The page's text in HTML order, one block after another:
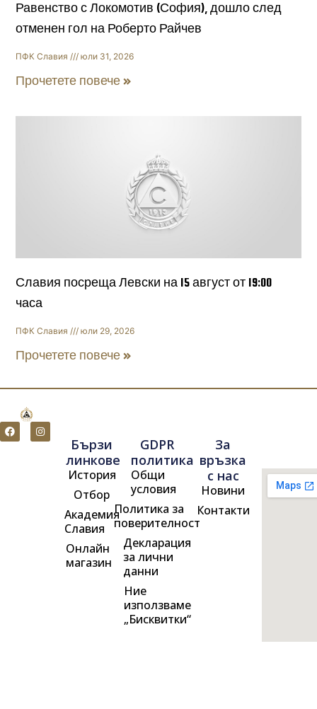
Равенство с Локомотив (София), дошло след
отменен гол на Роберто Райчев
ПФК Славия юли 31, 2026
Прочетете повече »
Славия посреща Левски на 15 август от 19:00
часа
ПФК Славия юли 29, 2026
Прочетете повече »
F
a
c
I
n
s
Бързи
линкове
История
Отбор
Академия
Славия
Онлайн
магазин
GDPR
политика
Общи
условия
Политика за
поверителност
Декларация
за лични
данни
Ние
използваме
„Бисквитки“
За
връзка
с нас
Новини
Контакти